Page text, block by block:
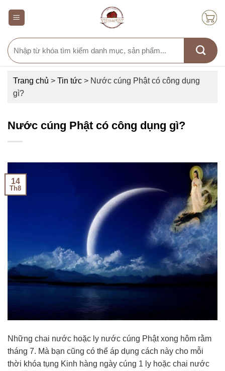
Search
for:
Trang chủ > Tin tức > Nước cúng Phật có công dụng
gì?
Nước cúng Phật có công dụng gì?
14
Th8
Những chai nước hoặc ly nước cúng Phật xong hôm rằm
tháng 7. Mà bạn cũng có thể áp dụng cách này cho mỗi
thời khóa tụng Kinh hàng ngày cúng 1 ly hoặc chai nước